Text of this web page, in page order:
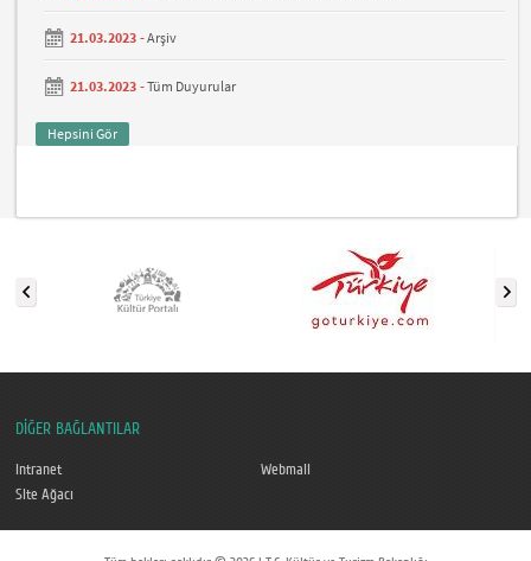
21.03.2023 -Arşiv
21.03.2023 -Tüm Duyurular
Hepsini Gör
DİĞER BAĞLANTILAR
Intranet
Webmail
Site Ağacı